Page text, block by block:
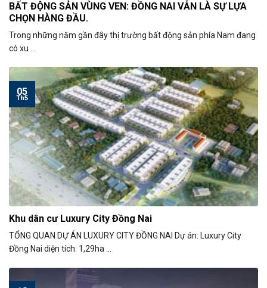
BẤT ĐỘNG SẢN VÙNG VEN: ĐỒNG NAI VẪN LÀ SỰ LỰA
CHỌN HÀNG ĐẦU.
Trong những năm gần đây thị trường bất động sản phía Nam đang
có xu ...
Khu dân cư Luxury City Đồng Nai
TỔNG QUAN DỰ ÁN LUXURY CITY ĐỒNG NAI Dự án: Luxury City
Đồng Nai diện tích: 1,29ha ...
05
Th5